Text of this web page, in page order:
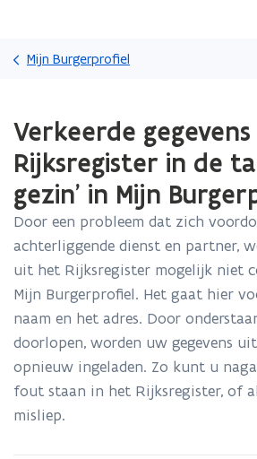
gaan
Mijn Burgerprofiel
met
laden.
bevindt
zich
op:
Verkeerde
gegevens
het
Rijksregister
de
tab
uw
Verkeerde
Rijksregister in de
gezin' in Mijn
Door een probleem dat zich
achterliggende dienst en partner,
uit het Rijksregister mogelijk niet
Mijn Burgerprofiel. Het gaat hier
naam en het adres. Door
doorlopen, worden uw gegevens
opnieuw ingeladen. Zo kunt u
fout staan in het Rijksregister, of
misliep.